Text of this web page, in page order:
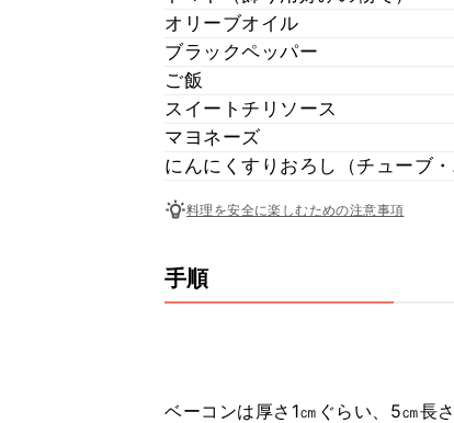
オリーブオイル
ブラックペッパー
ご飯
スイートチリソース
マヨネーズ
にんにくすりおろし（チューブ・
料理を安全に楽しむための注意事項
手順
ベーコンは厚さ1㎝ぐらい、5㎝長